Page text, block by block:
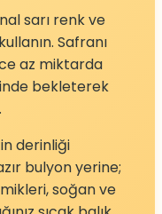
sarı renk ve
Safranı
az miktarda
bekleterek
derinliği
bulyon yerine;
soğan ve